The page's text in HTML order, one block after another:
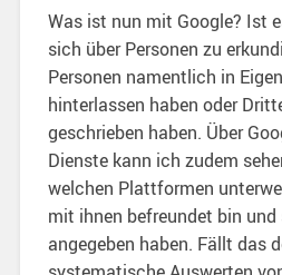
Was ist nun mit Google? Ist
sich über Personen zu
Personen namentlich in
hinterlassen haben oder
geschrieben haben. Über
Dienste kann ich zudem
welchen Plattformen
mit ihnen befreundet bin und
angegeben haben. Fällt das